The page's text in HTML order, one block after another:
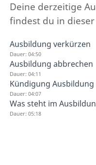
Deine derzeitige
findest du in
Ausbildung verkürzen
Dauer: 04:50
Ausbildung abbrechen
Dauer: 04:11
Kündigung Ausbildung
Dauer: 04:07
Was steht im
Dauer: 05:18